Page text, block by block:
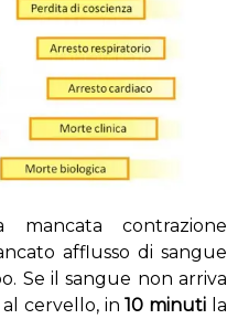
mancata contrazione
afflusso di sangue
Se il sangue non arriva
cervello, in10 minuti la